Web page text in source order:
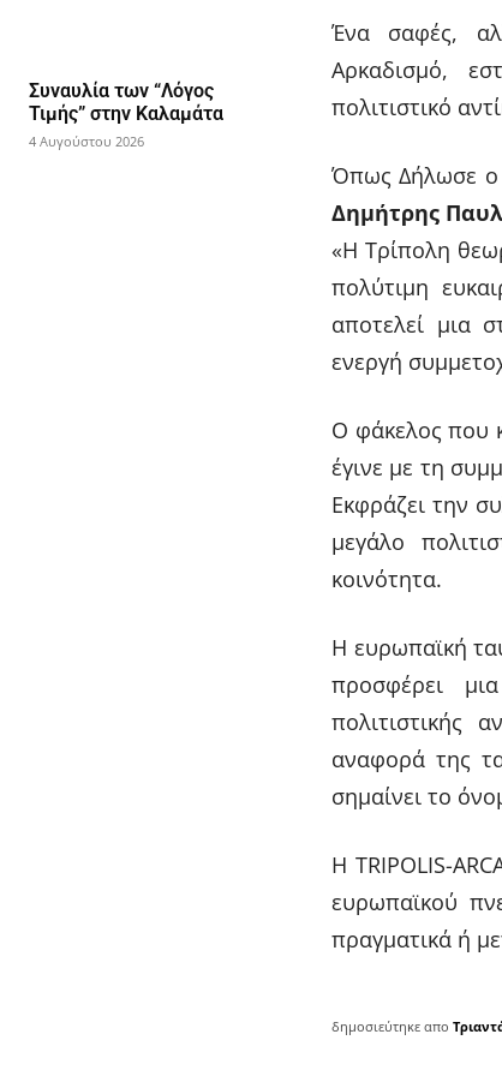
Συναυλία των “Λόγος
Τιμής” στην Καλαμάτα
4 Αυγούστου 2026
Ένα σαφές,
Αρκαδισμό,
πολιτιστικό
Όπως Δήλωσε ο
Δημήτρης
«Η Τρίπολη
πολύτιμη
αποτελεί μια
ενεργή
Ο φάκελος που
έγινε με τη
Εκφράζει την
μεγάλο
κοινότητα.
Η ευρωπαϊκή
προσφέρει
πολιτιστικής
αναφορά της
σημαίνει το
Η TRIPOLΙS-
ευρωπαϊκού
πραγματικά ή
δημοσιεύτηκε απο